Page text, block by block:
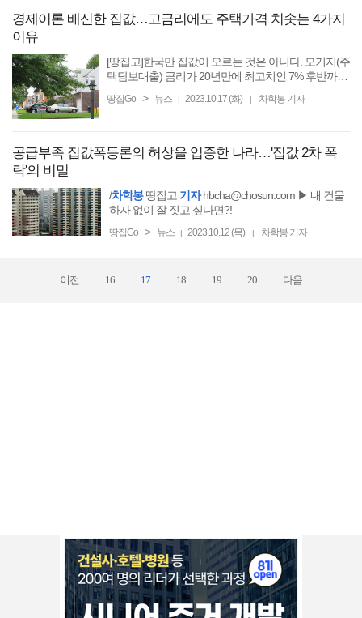
경제이론 배신한 집값…고금리에도 주택가격 치솟는 4가지
이유
[땅집고]한국만 집값이 오르는 것은 아니다. 모기지(주
택담보대출) 금리가 20년만에 최고치인 7% 후반까지
있다. 2%대까지 내렸던 모기지 금리가 불과 2년만에
땅집Go > 뉴스 | 2023.10.17 (화) | 차학봉 기자
공급부족 집값폭등론의 허상을 입증한 나라…'집값 2차 폭
락'의 비밀
/차학봉땅집고 기자hbcha@chosun.com ▶ 내 건물
하자 없이 잘 짓고 싶다면?!
땅집Go > 뉴스 | 2023.10.12 (목) | 차학봉 기자
이전 16 17 18 19 20 다음